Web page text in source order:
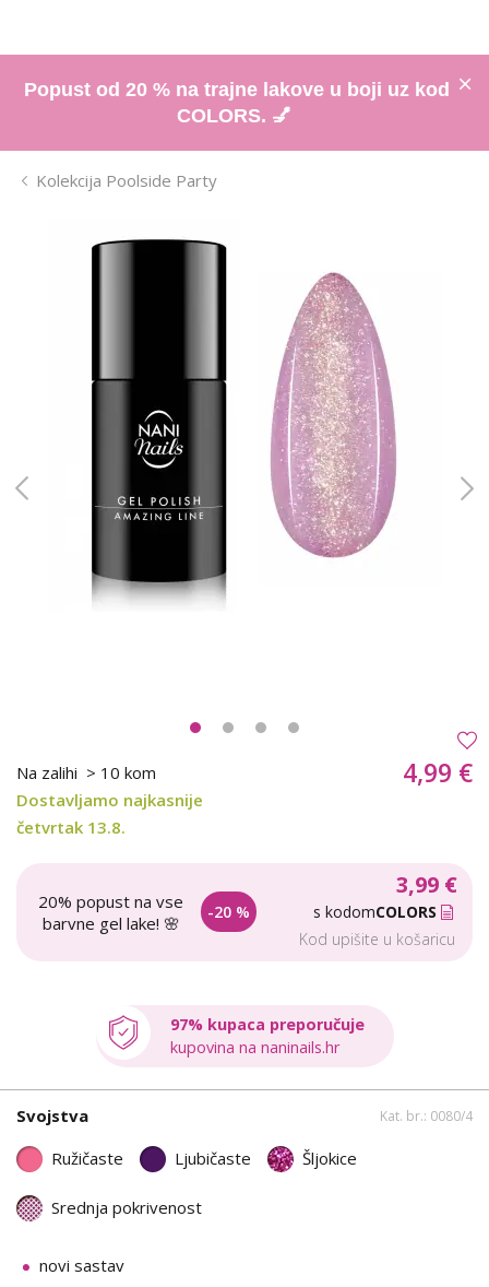
Popust od 20 % na trajne lakove u boji uz kod
COLORS. 💅
Kolekcija Poolside Party
Na zalihi > 10 kom
Dostavljamo najkasnije
četvrtak 13.8.
4,99 €
20% popust na vse
barvne gel lake! 🌸
-20 %
3,99 €
s kodomCOLORS
Kod upišite u košaricu
97% kupaca preporučuje
kupovina na naninails.hr
Svojstva Kat. br.: 0080/4
Ružičaste Ljubičaste Šljokice
Srednja pokrivenost
novi sastav